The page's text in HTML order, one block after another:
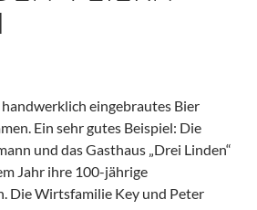
handwerklich eingebrautes Bier
Ein sehr gutes Beispiel: Die
und das Gasthaus „Drei Linden“
Jahr ihre 100-jährige
Die Wirtsfamilie Key und Peter